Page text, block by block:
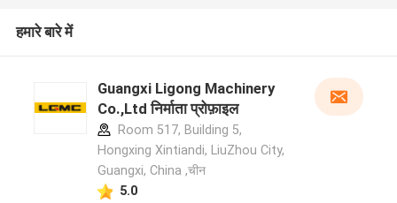
हमारे बारे में
Guangxi Ligong Machinery
Co.,Ltd निर्माता प्रोफ़ाइल
Room 517, Building 5,
Hongxing Xintiandi, LiuZhou City,
Guangxi, China ,चीन
5.0